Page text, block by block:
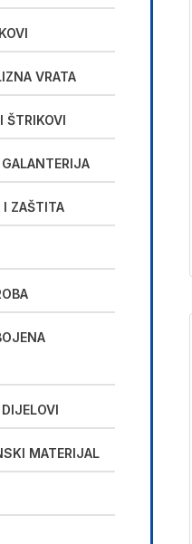
VRATA
ŠTRIKOVI
I ZAŠTITA
MATERIJAL